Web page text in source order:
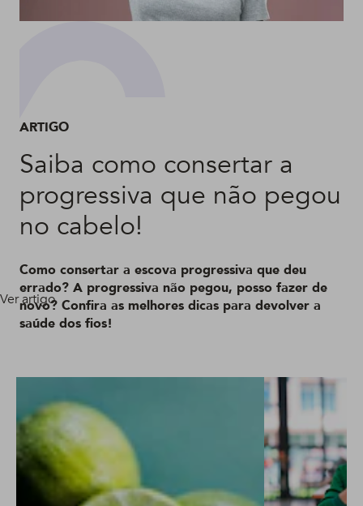
ARTIGO
Saiba como consertar a
progressiva que não pegou
no cabelo!
Como consertar a escova progressiva que deu
errado? A progressiva não pegou, posso fazer de
novo? Confira as melhores dicas para devolver a
saúde dos fios!
Ver artigo